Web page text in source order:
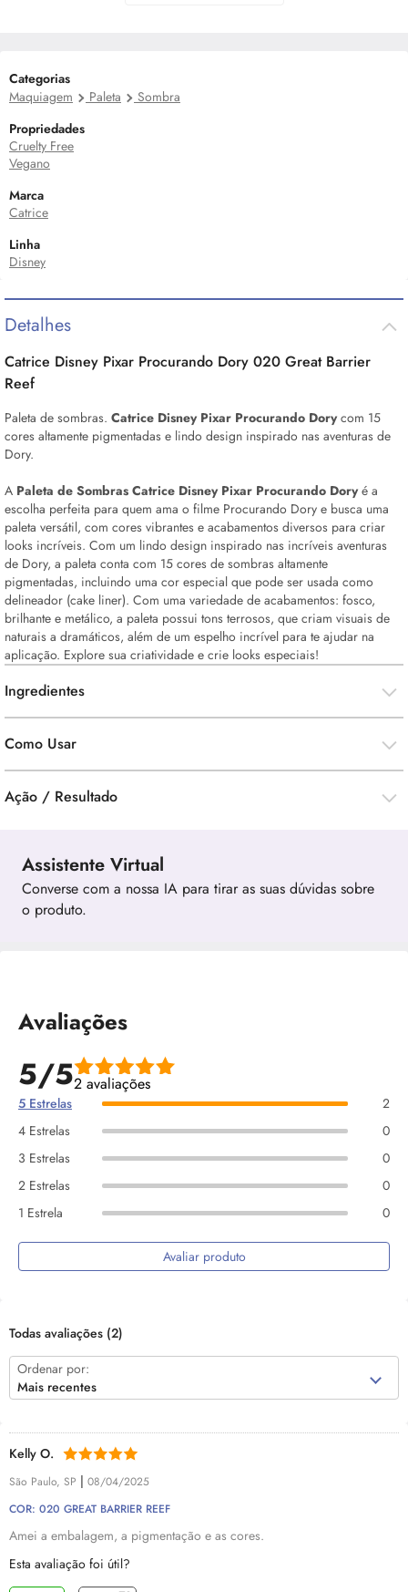
Categorias
Maquiagem
Paleta
Sombra
Propriedades
Cruelty Free
Vegano
Marca
Catrice
Linha
Disney
Detalhes
Catrice Disney Pixar Procurando Dory 020 Great Barrier
Reef
Paleta de sombras. Catrice Disney Pixar Procurando Dorycom 15
cores altamente pigmentadas e lindo design inspirado nas aventuras de
Dory.
A Paleta de Sombras Catrice Disney Pixar Procurando Doryé a
escolha perfeita para quem ama o filme Procurando Dory e busca uma
paleta versátil, com cores vibrantes e acabamentos diversos para criar
looks incríveis. Com um lindo design inspirado nas incríveis aventuras
de Dory, a paleta conta com 15 cores de sombras altamente
pigmentadas, incluindo uma cor especial que pode ser usada como
delineador (cake liner). Com uma variedade de acabamentos: fosco,
brilhante e metálico, a paleta possui tons terrosos, que criam visuais de
naturais a dramáticos, além de um espelho incrível para te ajudar na
aplicação. Explore sua criatividade e crie looks especiais!
Ingredientes
Como Usar
Ação / Resultado
Assistente Virtual
Converse com a nossa IA para tirar as suas dúvidas sobre
o produto.
Avaliações
5/52 avaliações
5 Estrelas
2
4 Estrelas
0
3 Estrelas
0
2 Estrelas
0
1 Estrela
0
Avaliar produto
Todas avaliações (2)
Ordenar por:
Mais recentes
Kelly O.
São Paulo, SP | 08/04/2025
COR: 020 GREAT BARRIER REEF
Amei a embalagem, a pigmentação e as cores.
Esta avaliação foi útil?